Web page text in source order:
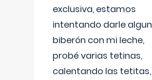
exclusiva, estamos
intentando darle algun
biberón con mi leche,
probé varias tetinas,
calentando las tetitas,